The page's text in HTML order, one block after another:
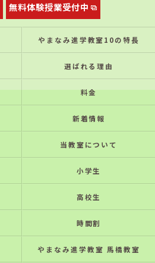
無料体験授業受付中
やまなみ進学教室10の特⻑
選ばれる理由
料金
新着情報
当教室について
小学生
高校生
時間割
やまなみ進学教室 馬橋教室